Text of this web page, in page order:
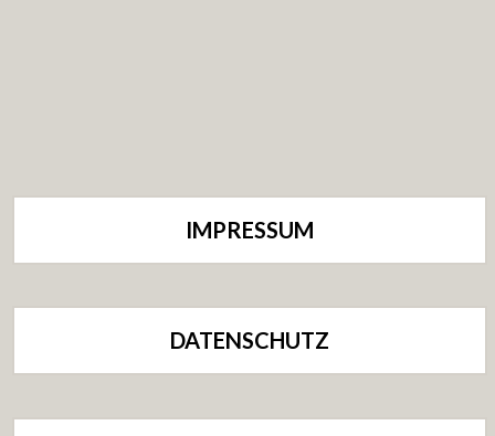
IMPRESSUM
DATENSCHUTZ